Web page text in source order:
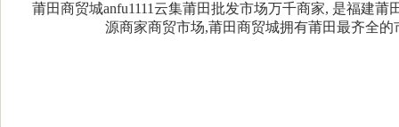
莆田商贸城anfu1111云集莆田批发市场万千商家, 是福建
源商家商贸市场,莆田商贸城拥有莆田最齐全